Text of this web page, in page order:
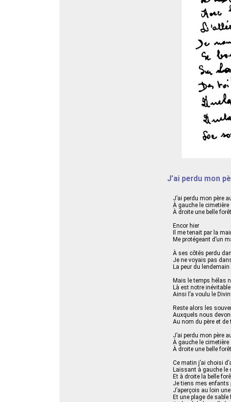
J’ai perdu mon
J’ai perdu mon père
À gauche le cimetière
À droite une belle
Encor hier
Il me tenait par la
Me protégeant d’un
À ses côtés perdu
Je ne voyais pas
La peur du lendemain
Mais le temps hélas
Là est notre
Ainsi l’a voulu le Divin
Reste alors les
Auxquels nous
Au nom du père et
J’ai perdu mon père
À gauche le cimetière
À droite une belle
Ce matin j’ai choisi
Laissant à gauche le
Et à droite la belle
Je tiens mes enfants
J’aperçois au loin
Et une plage de sable